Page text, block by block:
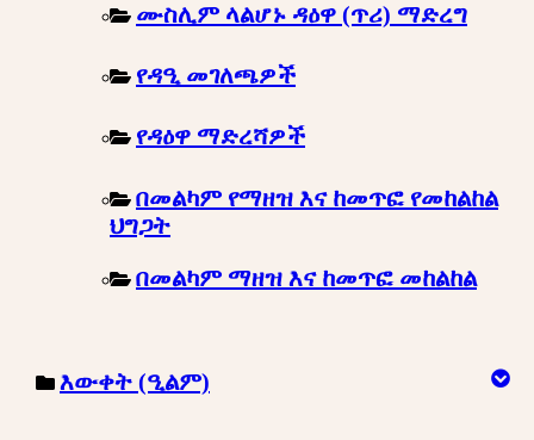
ሙስሊም ላልሆኑ ዳዕዋ (ጥሪ) ማድረግ
የዳዒ መገለጫዎች
የዳዕዋ ማድረሻዎች
በመልካም የማዘዝ እና ከመጥፎ የመከልከል
ህግጋት
በመልካም ማዘዝ እና ከመጥፎ መከልከል
እውቀት (ዒልም)